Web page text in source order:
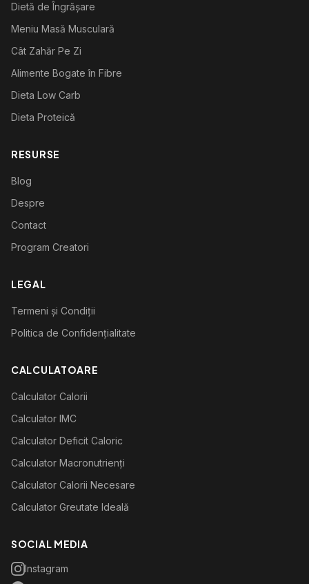
Dietă de Îngrășare
Meniu Masă Musculară
Cât Zahăr Pe Zi
Alimente Bogate în Fibre
Dieta Low Carb
Dieta Proteică
RESURSE
Blog
Despre
Contact
Program Creatori
LEGAL
Termeni și Condiții
Politica de Confidențialitate
CALCULATOARE
Calculator Calorii
Calculator IMC
Calculator Deficit Caloric
Calculator Macronutrienți
Calculator Calorii Necesare
Calculator Greutate Ideală
SOCIAL MEDIA
Instagram